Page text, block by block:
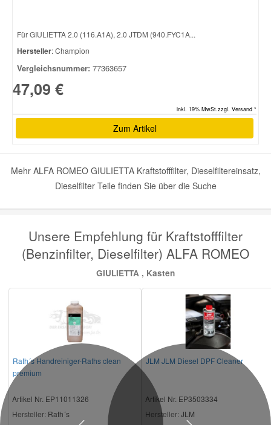
Für GIULIETTA 2.0 (116.A1A), 2.0 JTDM (940.FYC1A...
Hersteller: Champion
Vergleichsnummer: 77363657
47,09 €
inkl. 19% MwSt.zzgl. Versand *
Zum Artikel
Mehr ALFA ROMEO GIULIETTA Kraftstofffilter, Dieselfiltereinsatz,
Dieselfilter Teile finden Sie über die Suche
Unsere Empfehlung für Kraftstofffilter
(Benzinfilter, Dieselfilter) ALFA ROMEO
GIULIETTA , Kasten
Rath´s Handreiniger-Raths clean
premium
Artikel Nr. EP11011326
Hersteller: Rath´s
JLM JLM Diesel DPF Cleaner
Artikel Nr. EP3503334
Hersteller: JLM